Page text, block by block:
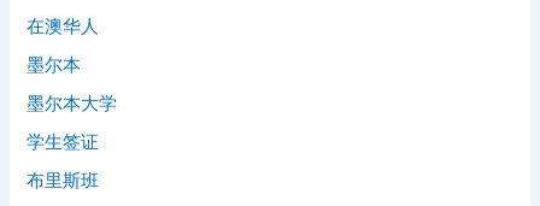
在澳华人
墨尔本
墨尔本大学
学生签证
布里斯班